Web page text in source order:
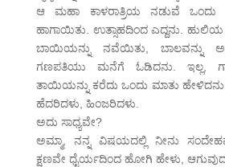
ಆ ಮಹಾ ಕಾಳರಾತ್ರಿಯ ನಡುವೆ
ಹಾಗಾಯಿತು. ಉತ್ಸಾಹದಿಂದ ಎದ್ದನು.
ಬಾಯಿಯನ್ನು ನವೆಯಿತು, ಬಾಲವನ್ನು
ಗಣಪತಿಯು ಮನೆಗೆ ಓಡಿದನು. ಇಲ್ಲ,
ತಾಯಿಯನ್ನು ಕರೆದು ಒಂದು ಮಾತು
ಹೆದರಿದಳು, ಹಿಂಜರಿದಳು.
ಅದು ಸಾಧ್ಯವೇ?
ಅಮ್ಮಾ, ನನ್ನ ವಿಷಯದಲ್ಲಿ ನೀನು
ಕ್ಷಣವೇ ಧೈರ್ಯದಿಂದ ಹೋಗಿ ಹೇಳು,